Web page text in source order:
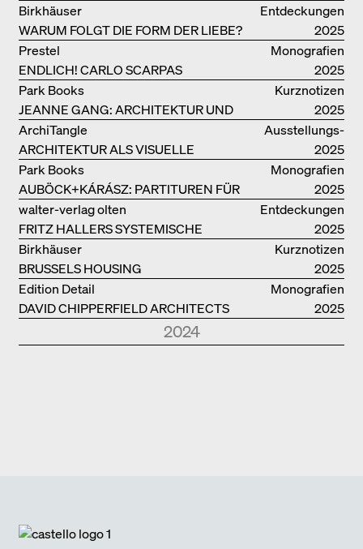
Entdeckungen
WARUM FOLGT DIE FORM DER LIEBE?
Birkhäuser
2025
Monografien
ENDLICH! CARLO SCARPAS
GESAMTWERK
Prestel
2025
Kurznotizen
JEANNE GANG: ARCHITEKTUR UND
DIE KUNST DES PFROPFENS
Park Books
2025
Ausstellungs­
kataloge
ARCHITEKTUR ALS VISUELLE
INVESTIGATION
ArchiTangle
2025
Monografien
AUBÖCK+KÁRÁSZ: PARTITUREN FÜR
OFFENE RÄUME
Park Books
2025
Entdeckungen
FRITZ HALLERS SYSTEMISCHE
STADTUTOPIE
walter-verlag olten
2025
Kurznotizen
BRUSSELS HOUSING
Birkhäuser
2025
Monografien
DAVID CHIPPERFIELD ARCHITECTS
Edition Detail
2025
2024
ARCHITEKTUR UND KLIMAWANDEL